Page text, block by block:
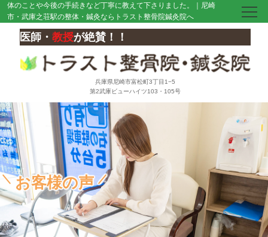
体のことや今後の手続きなど丁寧に教えて下さりました。｜尼崎
市・武庫之荘駅の整体・鍼灸ならトラスト整骨院鍼灸院へ
医師・教授が絶賛！！
兵庫県尼崎市富松町3丁目1−5
第2武庫ビューハイツ103・105号
お客様の声